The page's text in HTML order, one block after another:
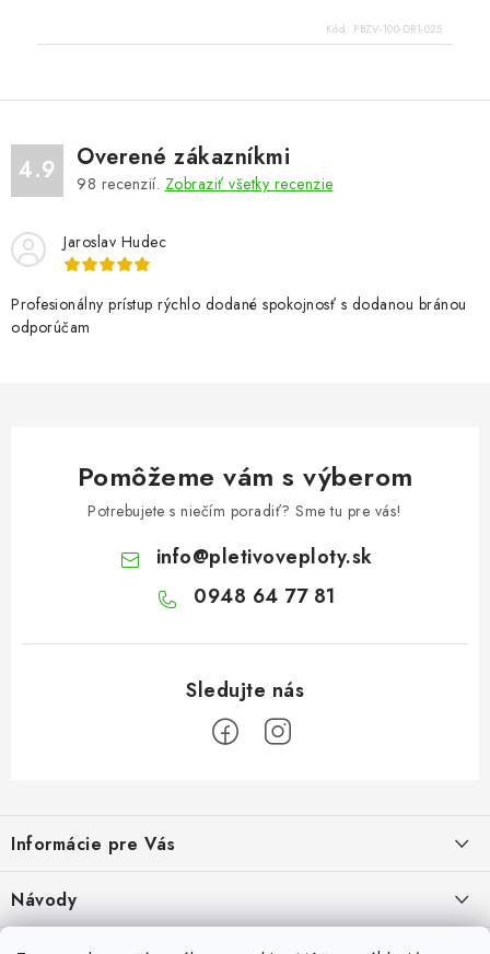
Kód: PBZV-100-DR1-025
4.9 Overené zákazníkmi
98 recenzií. Zobraziť všetky recenzie
Jaroslav Hudec
Profesionálny prístup rýchlo dodané spokojnosť s dodanou bránou
odporúčam
Pomôžeme vám s výberom
Potrebujete s niečím poradiť? Sme tu pre vás!
info@pletivoveploty.sk
0948 64 77 81
p
ä
t
Informácie pre Vás
Návody